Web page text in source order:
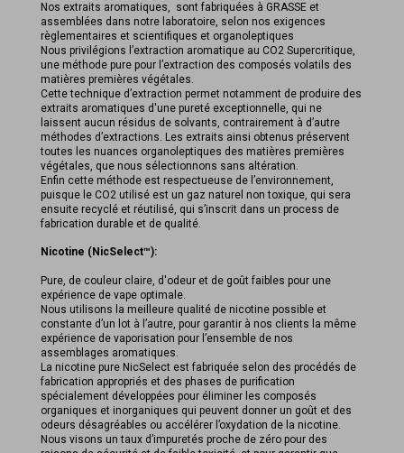
Nos extraits aromatiques, sont fabriquées à GRASSE et
assemblées dans notre laboratoire, selon nos exigences
règlementaires et scientifiques et organoleptiques
Nous privilégions l’extraction aromatique au CO2 Supercritique,
une méthode pure pour l’extraction des composés volatils des
matières premières végétales.
Cette technique d’extraction permet notamment de produire des
extraits aromatiques d'une pureté exceptionnelle, qui ne
laissent aucun résidus de solvants, contrairement à d’autre
méthodes d’extractions. Les extraits ainsi obtenus préservent
toutes les nuances organoleptiques des matières premières
végétales, que nous sélectionnons sans altération.
Enfin cette méthode est respectueuse de l’environnement,
puisque le CO2 utilisé est un gaz naturel non toxique, qui sera
ensuite recyclé et réutilisé, qui s’inscrit dans un process de
fabrication durable et de qualité.
Nicotine (NicSelect™):
Pure, de couleur claire, d'odeur et de goût faibles pour une
expérience de vape optimale.
Nous utilisons la meilleure qualité de nicotine possible et
constante d’un lot à l’autre, pour garantir à nos clients la même
expérience de vaporisation pour l’ensemble de nos
assemblages aromatiques.
La nicotine pure NicSelect est fabriquée selon des procédés de
fabrication appropriés et des phases de purification
spécialement développées pour éliminer les composés
organiques et inorganiques qui peuvent donner un goût et des
odeurs désagréables ou accélérer l’oxydation de la nicotine.
Nous visons un taux d’impuretés proche de zéro pour des